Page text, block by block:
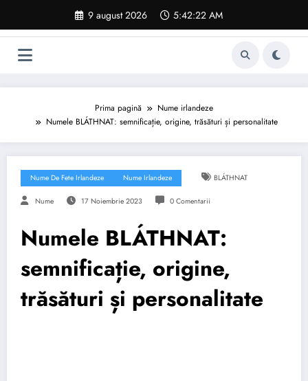
conținut
9 august 2026 5:42:23 AM
Prima pagină
Nume irlandeze
Numele BLÁTHNAT: semnificație, origine, trăsături și personalitate
Nume De Fete Irlandeze Nume Irlandeze BLÁTHNAT
Nume 17 Noiembrie 2023 0 Comentarii
Numele BLÁTHNAT:
semnificație, origine,
trăsături și personalitate